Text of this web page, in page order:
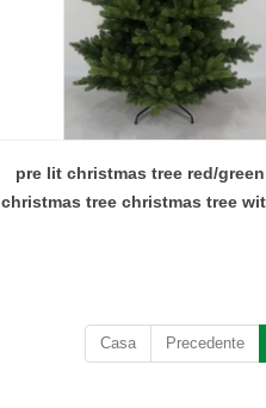
pre lit christmas tree red/
christmas tree christmas tree
Casa Precedente